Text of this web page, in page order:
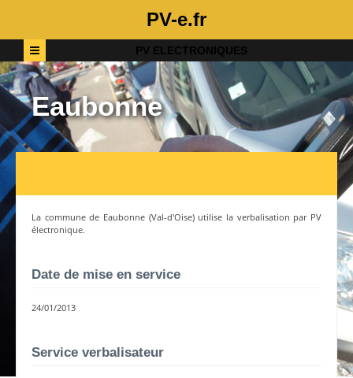
PV-e.fr
PV ELECTRONIQUES
Eaubonne
La commune de Eaubonne (Val-d'Oise) utilise la verbalisation par PV
électronique.
Date de mise en service
24/01/2013
Service verbalisateur